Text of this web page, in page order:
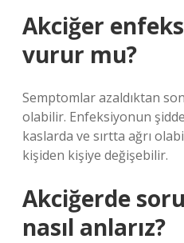
Akciğer
vurur mu?
Semptomlar azaldıktan
olabilir. Enfeksiyonun
kaslarda ve sırtta ağrı
kişiden kişiye değişebilir.
Akciğerde
nasıl anlarız?